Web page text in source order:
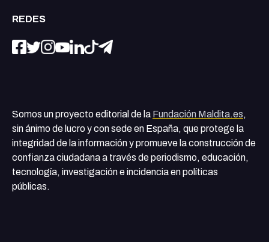
REDES
Somos un proyecto editorial de la Fundación Maldita.es,
sin ánimo de lucro y con sede en España, que protege la
integridad de la información y promueve la construcción de
confianza ciudadana a través de periodismo, educación,
tecnología, investigación e incidencia en políticas
públicas.